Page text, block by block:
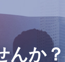
んか？